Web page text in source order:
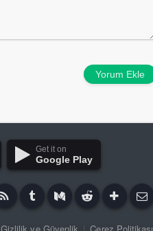
Yorum Ekle
Get it on
Google Play